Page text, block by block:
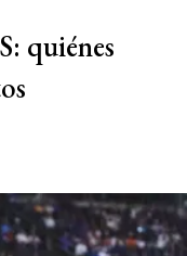
quiénes